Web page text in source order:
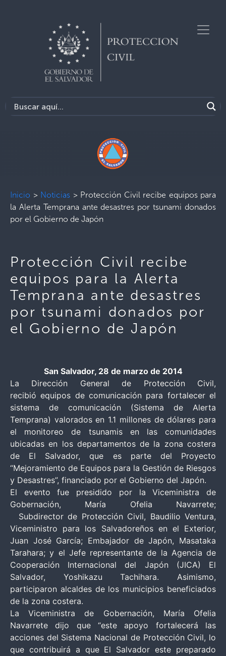
Inicio > Noticias > Protección Civil recibe equipos para
la Alerta Temprana ante desastres por tsunami donados
por el Gobierno de Japón
Protección Civil recibe
equipos para la Alerta
Temprana ante desastres
por tsunami donados por
el Gobierno de Japón
San Salvador, 28 de marzo de 2014
La Dirección General de Protección Civil,
recibió equipos de comunicación para fortalecer el
sistema de comunicación (Sistema de Alerta
Temprana) valorados en 1.1 millones de dólares para
el monitoreo de tsunamis en las comunidades
ubicadas en los departamentos de la zona costera
de El Salvador, que es parte del Proyecto
“Mejoramiento de Equipos para la Gestión de Riesgos
y Desastres”, financiado por el Gobierno del Japón.
El evento fue presidido por la Viceministra de
Gobernación, María Ofelia Navarrete;
Subdirector de Protección Civil, Baudilio Ventura,
Viceministro para los Salvadoreños en el Exterior,
Juan José García; Embajador de Japón, Masataka
Tarahara; y el Jefe representante de la Agencia de
Cooperación Internacional del Japón (JICA) El
Salvador, Yoshikazu Tachihara. Asimismo,
participaron alcaldes de los municipios beneficiados
de la zona costera.
La Viceministra de Gobernación, María Ofelia
Navarrete dijo que “este apoyo fortalecerá las
acciones del Sistema Nacional de Protección Civil, lo
que contribuirá a que El Salvador este preparado